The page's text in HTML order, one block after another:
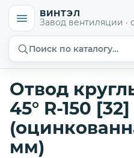
ВИНТЭЛ
Завод вентиляции ·
Поиск по каталогу…
Отвод
45° R-150 [32]
мм)